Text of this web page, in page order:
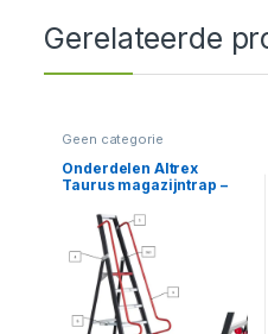
Gerelateerde
Geen categorie
Onderdelen Altrex
Taurus magazijntrap –